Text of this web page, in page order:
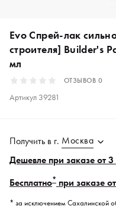
Evo Спрей-лак
строителя] Builder's
мл
ОТЗЫВОВ 0
Артикул 39281
Получить в г. Москва
Дешевле при заказе от
Бесплатно* при заказе
* за исключением Сахалинской